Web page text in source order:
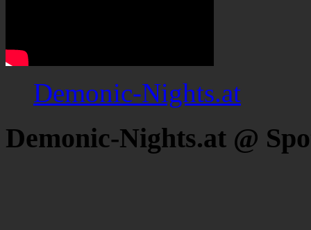
Demonic-Nights.at
Demonic-Nights.at @